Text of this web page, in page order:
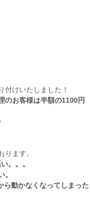
付けいたしました！
のお客様は半額の1100円
ります。
。。。
。
ら動かなくなってしまった